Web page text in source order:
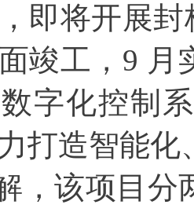
即将开展
竣工，9
字化控制
打造智能
，该项目分